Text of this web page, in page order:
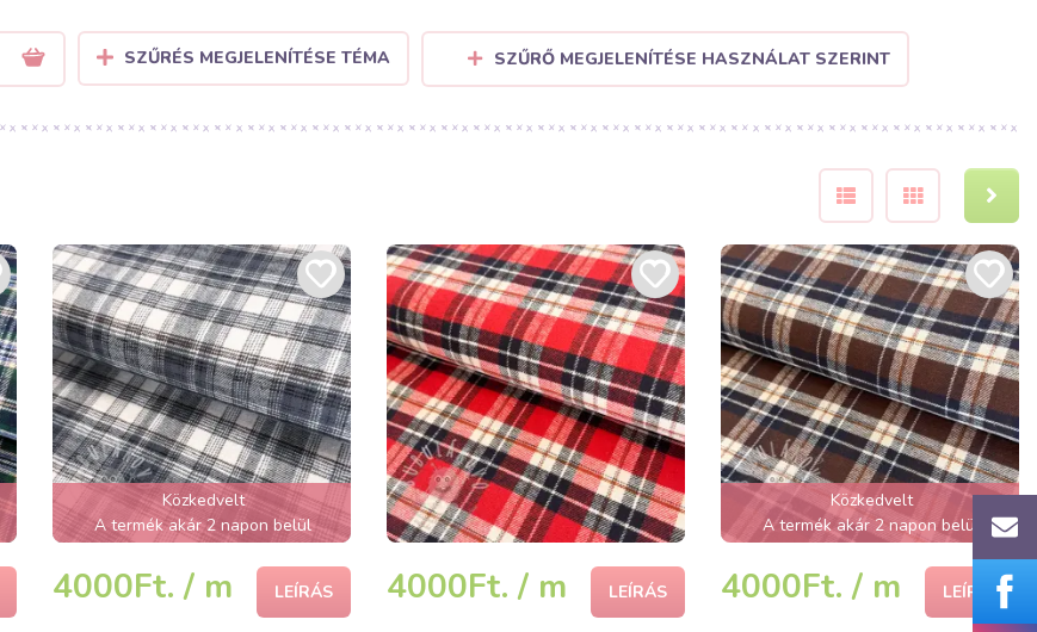
SZŰRÉS MEGJELENÍTÉSE TÉMA SZŰRŐ MEGJELENÍTÉSE HASZNÁLAT SZERINT
Közkedvelt
A termék akár 2 napon belül
elfogyhat!
4000Ft. / m LEÍRÁS 4000Ft. / m LEÍRÁS
Közkedvelt
A termék akár 2 napon belül
elfogyhat!
4000Ft. / m LEÍRÁS